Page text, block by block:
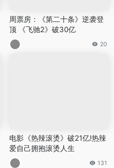
周票房：《第二十条》逆袭登
顶 《飞驰2》破30亿
20
电影《热辣滚烫》破21亿!热辣
爱自己拥抱滚烫人生
131